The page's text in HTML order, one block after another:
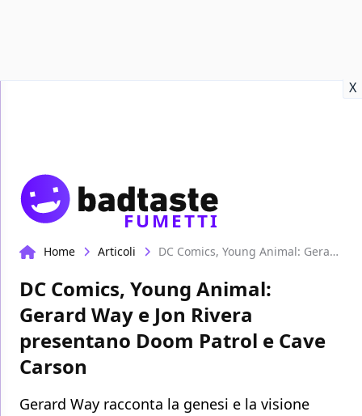
X
FUMETTI
Home Articoli DC Comics, Young Animal: Gerard Way e Jon Rivera presentano Doom Patrol e Cave Carson
DC Comics, Young Animal:
Gerard Way e Jon Rivera
presentano Doom Patrol e Cave
Carson
Gerard Way racconta la genesi e la visione